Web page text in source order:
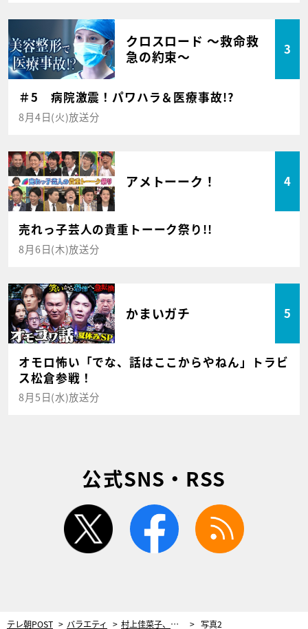
クロスロード ～救命救
急の約束～
3
＃5 病院激震！パワハラ＆医療事故!?
8月4日(火)放送分
アメトーーク！ 4
売れっ子芸人の貴重トーーク祭り!!
8月6日(木)放送分
かまいガチ 5
オモロ怖い「でな、話はここからやねん」トラビ
ス松倉参戦！
8月5日(水)放送分
公式SNS・RSS
twitter facebook
テレ朝POST バラエティ 村上佳菜子、長嶋一茂の”たとえ”をバッサリ！「こんなにピンとこないことって…」 写真2